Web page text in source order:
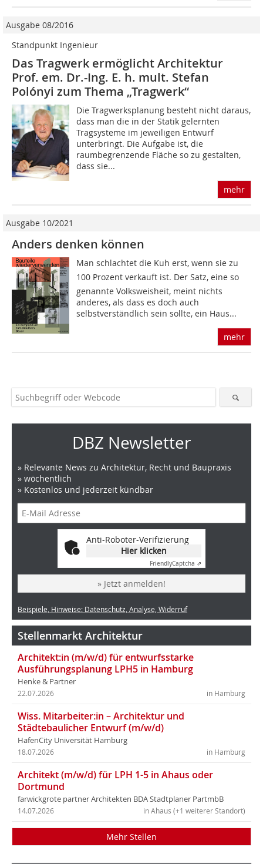
Ausgabe 08/2016
Standpunkt Ingenieur
Das Tragwerk ermöglicht Architektur
Prof. em. Dr.-Ing. E. h. mult. Stefan
Polónyi zum Thema „Tragwerk“
Die Tragwerksplanung besteht nicht daraus,
dass man die in der Statik gelernten
Tragsysteme im jeweiligen Entwurf
unterbringt. Die Aufgabe ist, die
raumbegrenzende Fläche so zu gestalten,
dass sie...
mehr
Ausgabe 10/2021
Anders denken können
Man schlachtet die Kuh erst, wenn sie zu
100 Prozent verkauft ist. Der Satz, eine so
genannte Volksweisheit, meint nichts
anderes, als dass es doch auch
selbstverständlich sein sollte, ein Haus...
mehr
DBZ Newsletter
» Relevante News zu Architektur, Recht und Baupraxis
» wöchentlich
» Kostenlos und jederzeit kündbar
Anti-Roboter-Verifizierung
Hier klicken
FriendlyCaptcha ⇗
» Jetzt anmelden!
Beispiele, Hinweise: Datenschutz, Analyse, Widerruf
Stellenmarkt Architektur
Architekt:in (m/w/d) für entwurfsstarke
Ausführungsplanung LPH5 in Hamburg
Henke & Partner
in Hamburg
22.07.2026
Wiss. Mitarbeiter:in – Architektur und
Städtebaulicher Entwurf (m/w/d)
HafenCity Universität Hamburg
in Hamburg
18.07.2026
Architekt (m/w/d) für LPH 1-5 in Ahaus oder
Dortmund
farwickgrote partner Architekten BDA Stadtplaner PartmbB
in Ahaus (+1 weiterer Standort)
14.07.2026
Mehr Stellen